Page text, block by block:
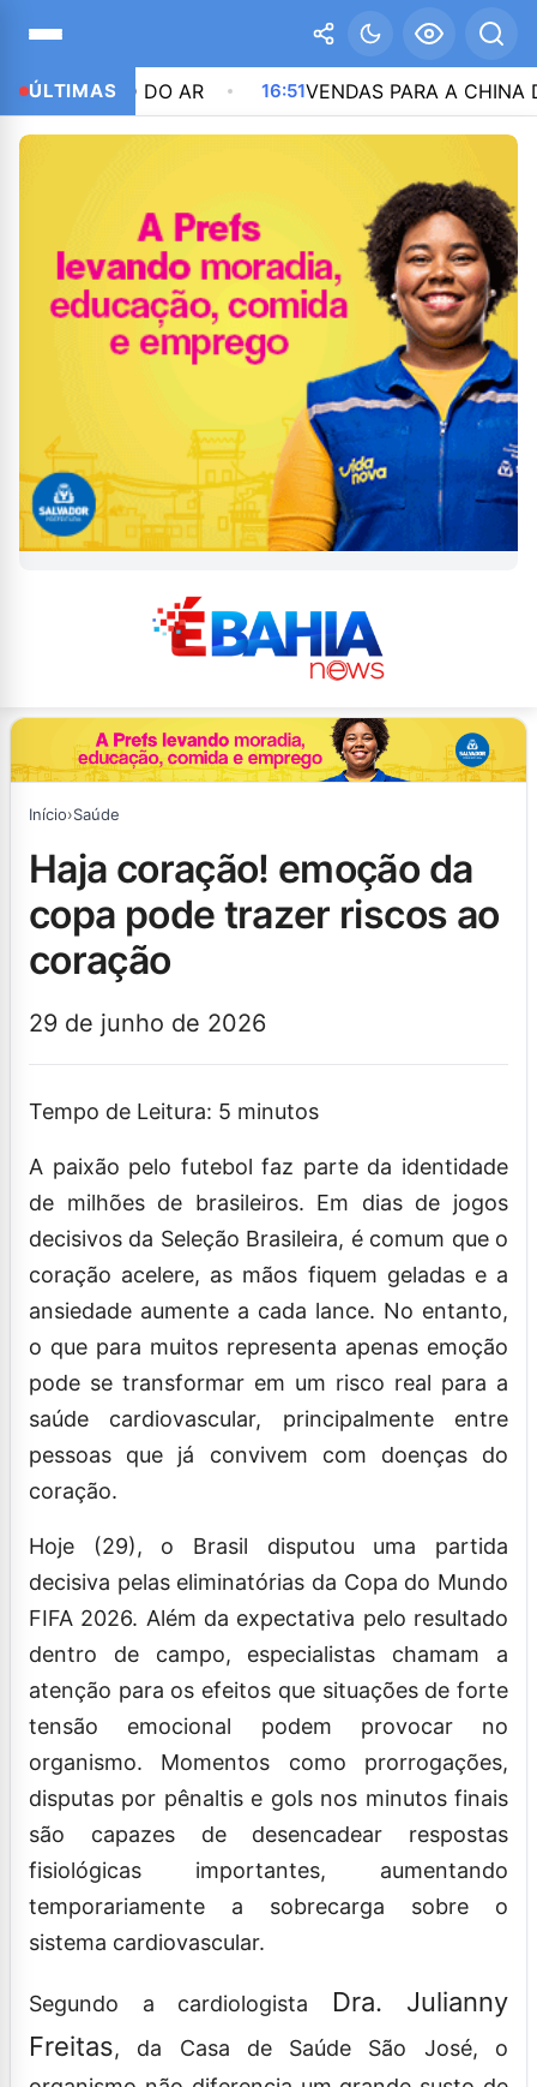
ÚLTIMAS
DO AR 16:51 VENDAS PARA A CHINA DEVEM
Início›Saúde
haja coração! emoção da
copa pode trazer riscos ao
coração
29 de junho de 2026
Tempo de Leitura: 5 minutos
A paixão pelo futebol faz parte da identidade
de milhões de brasileiros. Em dias de jogos
decisivos da Seleção Brasileira, é comum que o
coração acelere, as mãos fiquem geladas e a
ansiedade aumente a cada lance. No entanto,
o que para muitos representa apenas emoção
pode se transformar em um risco real para a
saúde cardiovascular, principalmente entre
pessoas que já convivem com doenças do
coração.
Hoje (29), o Brasil disputou uma partida
decisiva pelas eliminatórias da Copa do Mundo
FIFA 2026. Além da expectativa pelo resultado
dentro de campo, especialistas chamam a
atenção para os efeitos que situações de forte
tensão emocional podem provocar no
organismo. Momentos como prorrogações,
disputas por pênaltis e gols nos minutos finais
são capazes de desencadear respostas
fisiológicas importantes, aumentando
temporariamente a sobrecarga sobre o
sistema cardiovascular.
Segundo a cardiologista
Dra. Julianny
Freitas, da Casa de Saúde São José, o